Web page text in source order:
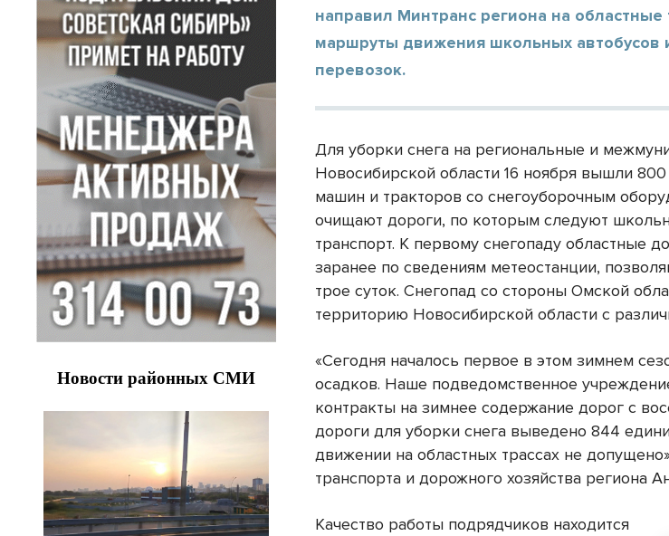
направил Минтранс региона на областные
маршруты движения школьных автобусов
перевозок.
Для уборки снега на региональные и
Новосибирской области 16 ноября вышли
машин и тракторов со снегоуборочным
очищают дороги, по которым следуют
транспорт. К первому снегопаду областные
заранее по сведениям метеостанции,
трое суток. Снегопад со стороны Омской
территорию Новосибирской области с
«Сегодня началось первое в этом зимнем
осадков. Наше подведомственное
контракты на зимнее содержание дорог с
дороги для уборки снега выведено 844
движении на областных трассах не
транспорта и дорожного хозяйства региона
Качество работы подрядчиков находится